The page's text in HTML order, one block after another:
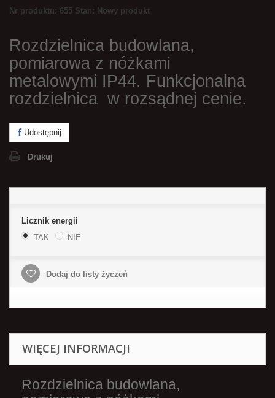
Nr produktu: 655 Stan: Nowy produkt
Rozdzielnica budowlana,
pomiarowa z nóżkami
metalowymi IP44. Funkcjonalna
rozdzielnica w rozsądnej cenie.
Udostępnij
Drukuj
Licznik energii
TAK
NIE
Dodaj do listy życzeń
WIĘCEJ INFORMACJI
Rozdzielnica budowlana,